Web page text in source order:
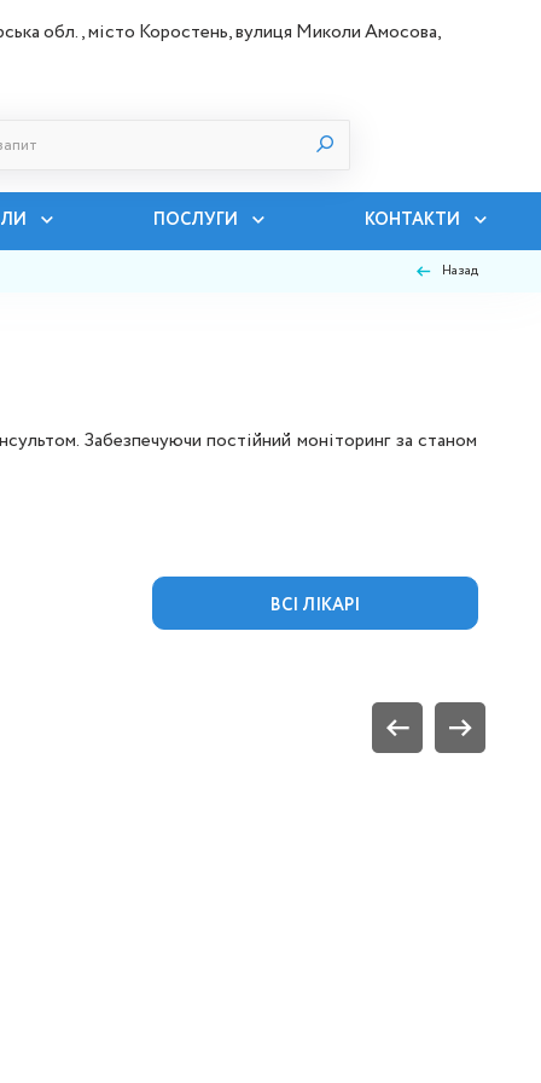
обл., місто Коростень, вулиця Миколи Амосова,
ПОСЛУГИ КОНТАКТИ
Назад
Забезпечуючи постійний моніторинг за станом
ВСІ ЛІКАРІ